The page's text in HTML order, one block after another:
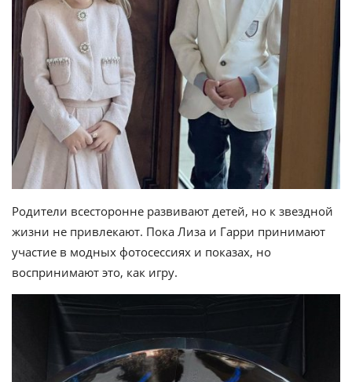
Родители всесторонне развивают детей, но к звездной
жизни не привлекают. Пока Лиза и Гарри принимают
участие в модных фотосессиях и показах, но
воспринимают это, как игру.